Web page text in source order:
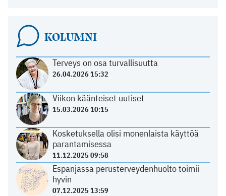
KOLUMNI
Terveys on osa turvallisuutta
26.04.2026 15:32
Viikon käänteiset uutiset
15.03.2026 10:15
Kosketuksella olisi monenlaista käyttöä
parantamisessa
11.12.2025 09:58
Espanjassa perusterveydenhuolto toimii
hyvin
07.12.2025 13:59